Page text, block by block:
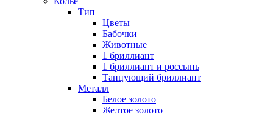
Тип
Цветы
Бабочки
Животные
1 бриллиант
1 бриллиант и россыпь
Танцующий бриллиант
Металл
Белое золото
Желтое золото